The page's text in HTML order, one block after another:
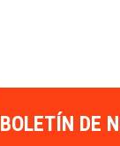
BOLETÍN DE